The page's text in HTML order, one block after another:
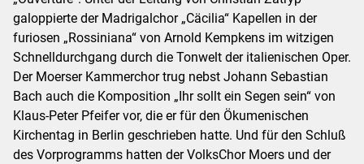
galoppierte der Madrigalchor „Cäcilia“ Kapellen in der
furiosen „Rossiniana“ von Arnold Kempkens im witzigen
Schnelldurchgang durch die Tonwelt der italienischen Oper.
Der Moerser Kammerchor trug nebst Johann Sebastian
Bach auch die Komposition „Ihr sollt ein Segen sein“ von
Klaus-Peter Pfeifer vor, die er für den Ökumenischen
Kirchentag in Berlin geschrieben hatte. Und für den Schluß
des Vorprogramms hatten der VolksChor Moers und der